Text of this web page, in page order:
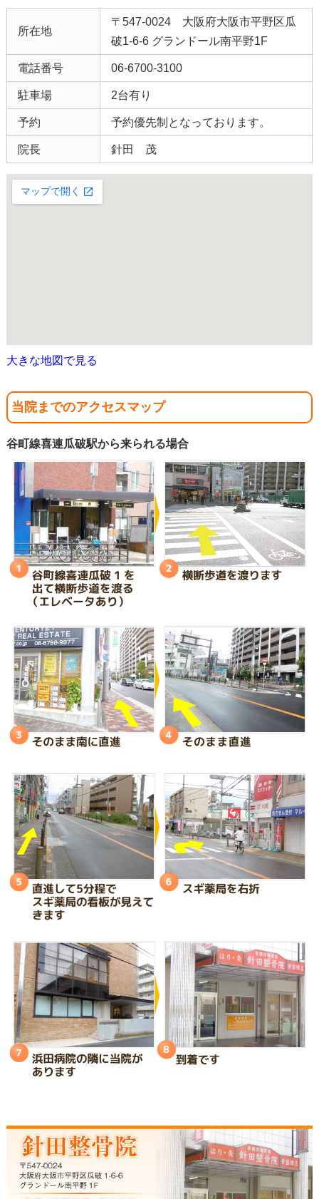
所在地
〒547-0024 大阪府大阪市平野区瓜
破1-6-6 グランドール南平野1F
電話番号 06-6700-3100
駐車場 2台有り
予約 予約優先制となっております。
院長 針田 茂
大きな地図で見る
当院までのアクセスマップ
谷町線喜連瓜破駅から来られる場合